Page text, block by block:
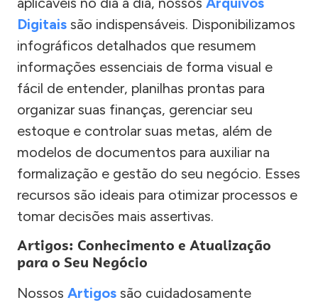
Digitais são indispensáveis. Disponibilizamos
infográficos detalhados que resumem
informações essenciais de forma visual e
fácil de entender, planilhas prontas para
organizar suas finanças, gerenciar seu
estoque e controlar suas metas, além de
modelos de documentos para auxiliar na
formalização e gestão do seu negócio. Esses
recursos são ideais para otimizar processos e
tomar decisões mais assertivas.
Artigos: Conhecimento e Atualização
para o Seu Negócio
Nossos Artigos são cuidadosamente